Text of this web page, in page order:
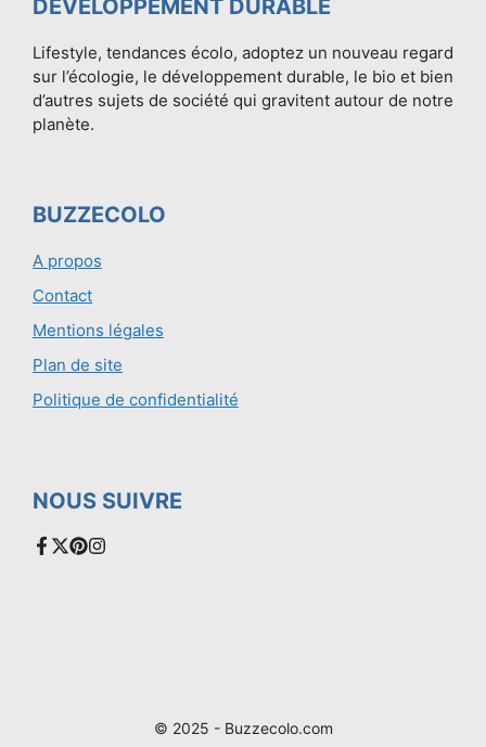
DÉVELOPPEMENT DURABLE
Lifestyle, tendances écolo, adoptez un nouveau regard
sur l’écologie, le développement durable, le bio et bien
d’autres sujets de société qui gravitent autour de notre
planète.
BUZZECOLO
A propos
Contact
Mentions légales
Plan de site
Politique de confidentialité
NOUS SUIVRE
© 2025 - Buzzecolo.com